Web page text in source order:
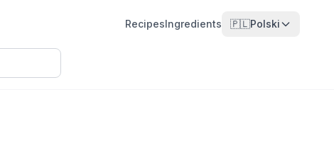
RecipesIngredients 🇵🇱Polski